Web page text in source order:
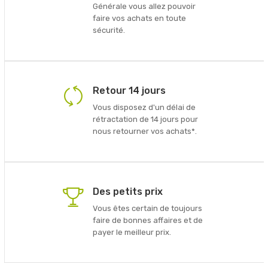
Générale vous allez pouvoir
faire vos achats en toute
sécurité.
Retour 14 jours
Vous disposez d'un délai de
rétractation de 14 jours pour
nous retourner vos achats*.
Des petits prix
Vous êtes certain de toujours
faire de bonnes affaires et de
payer le meilleur prix.